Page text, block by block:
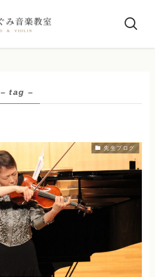
– tag –
先生ブログ